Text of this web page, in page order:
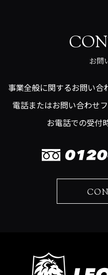
お問
事業全般に関するお問い合
電話またはお問い合わせ
お電話での受付